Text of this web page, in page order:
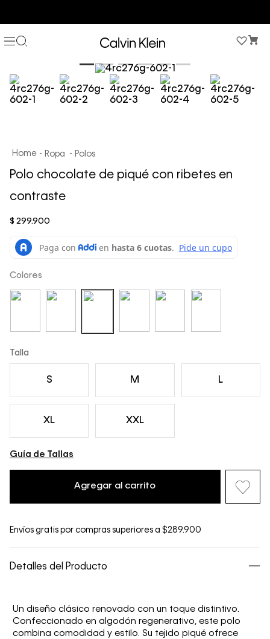
Ropa Polos
Polo chocolate de piqué con ribetes en
contraste
$ 299.900
Colores
Talla
S M L
XL XXL
Guía de Tallas
Agregar al carrito
Envíos gratis por compras superiores a $289.900
Detalles del Producto
Un diseño clásico renovado con un toque distintivo.
Confeccionado en algodón regenerativo, este polo
combina comodidad y estilo. Su tejido piqué ofrece